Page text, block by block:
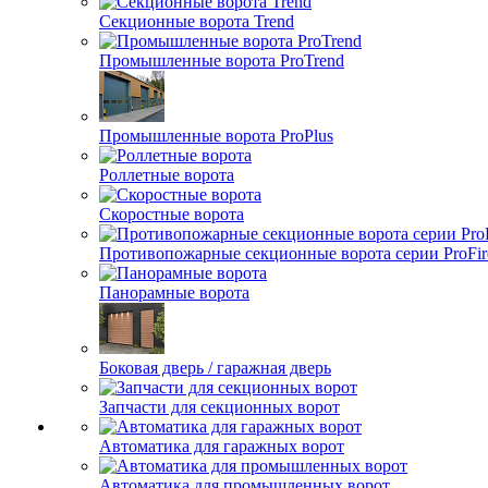
Секционные ворота Trend
Промышленные ворота ProTrend
Промышленные ворота ProPlus
Роллетные ворота
Скоростные ворота
Противопожарные секционные ворота серии
Панорамные ворота
Боковая дверь / гаражная дверь
Запчасти для секционных ворот
Автоматика для гаражных ворот